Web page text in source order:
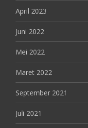
April 2023
Juni 2022
Mei 2022
Maret 2022
September 2021
Juli 2021